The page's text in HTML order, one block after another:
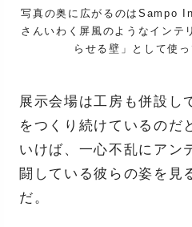
写真の奥に広がるのはSampo
さんいわく屏風のようなインテ
らせる壁」として使
展示会場は工房も併設し
をつくり続けているのだ
いけば、一心不乱にアン
闘している彼らの姿を見
だ。